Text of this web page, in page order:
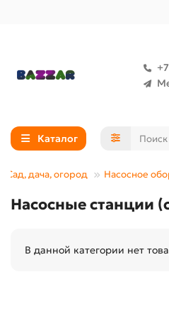
Каталог
Сад, дача, огород Насосное
Насосные станции
В данной категории нет